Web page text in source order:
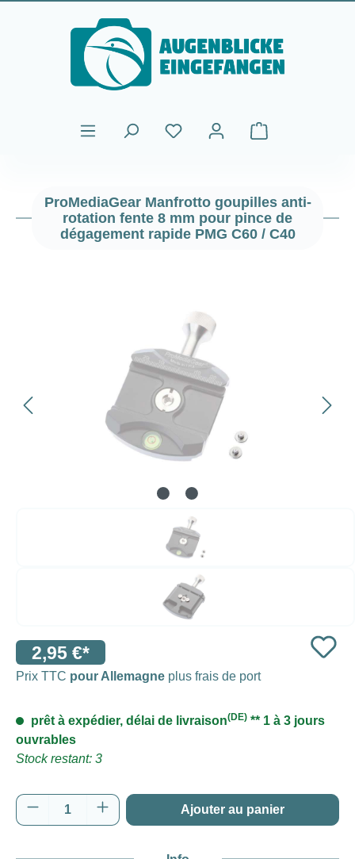
Passer au contenu principal
Le panier
ProMediaGear Manfrotto goupilles anti-
rotation fente 8 mm pour pince de
dégagement rapide PMG C60 / C40
2,95 €*
Prix TTC pour Allemagne plus frais de port
prêt à expédier, délai de livraison(DE) ** 1 à 3 jours
ouvrables
Stock restant: 3
Quantité de produit : Entrez la quantité
Ajouter au panier